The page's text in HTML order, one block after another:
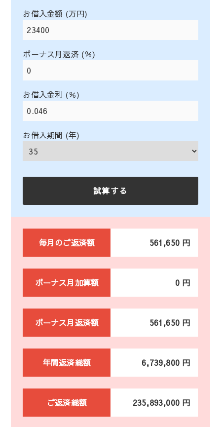
お借入金額 (万円)
ボーナス月返済 (％)
お借入金利 (％)
お借入期間 (年)
毎月のご返済額 561,650 円
ボーナス月加算額 0 円
ボーナス月返済額 561,650 円
年間返済総額 6,739,800 円
ご返済総額 235,893,000 円